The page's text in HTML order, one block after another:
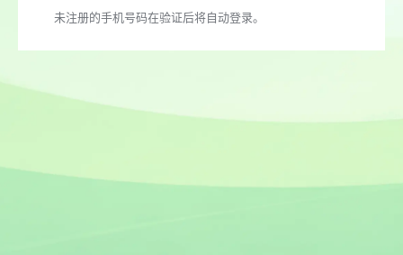
未注册的手机号码在验证后将自动登录。